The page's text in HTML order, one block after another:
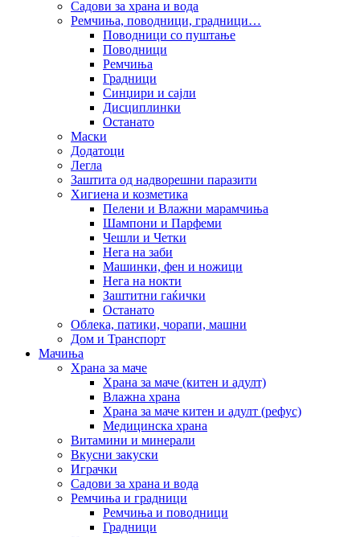
Садови за храна и вода
Ремчиња, поводници, градници…
Поводници со пуштање
Поводници
Ремчиња
Градници
Синџири и сајли
Дисциплинки
Останато
Маски
Додатоци
Легла
Заштита од надворешни паразити
Хигиена и козметика
Пелени и Влажни марамчиња
Шампони и Парфеми
Чешли и Четки
Нега на заби
Машинки, фен и ножици
Нега на нокти
Заштитни гаќички
Останато
Облека, патики, чорапи, машни
Дом и Транспорт
Мачиња
Храна за маче
Храна за маче (китен и адулт)
Влажна храна
Храна за маче китен и адулт (рефус)
Медицинска храна
Витамини и минерали
Вкусни закуски
Играчки
Садови за храна и вода
Ремчиња и градници
Ремчиња и поводници
Градници